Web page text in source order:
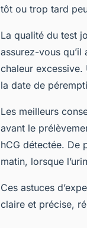
tôt ou trop tard
La qualité du test
assurez-vous qu’il
chaleur excessive.
la date de
Les meilleurs
avant le
hCG détectée. De
matin, lorsque
Ces astuces
claire et précise,